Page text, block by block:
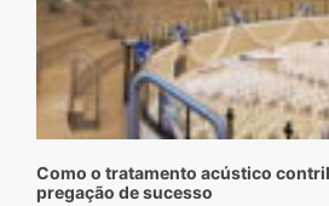
Como o tratamento acústico
pregação de sucesso